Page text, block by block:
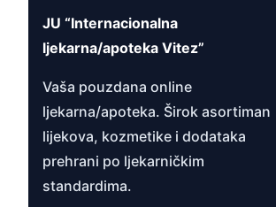
JU “Internacionalna
ljekarna/apoteka Vitez”
Vaša pouzdana online
ljekarna/apoteka. Širok asortiman
lijekova, kozmetike i dodataka
prehrani po ljekarničkim
standardima.